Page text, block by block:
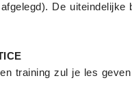
De uiteindelijke
training zul je les